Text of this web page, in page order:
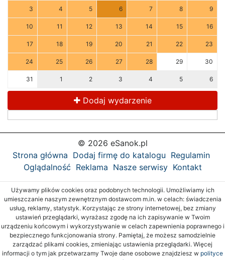
3 4 5 6 7 8 9
10 11 12 13 14 15 16
17 18 19 20 21 22 23
24 25 26 27 28 29 30
31 1 2 3 4 5 6
Dodaj wydarzenie
© 2026 eSanok.pl
Strona główna Dodaj firmę do katalogu Regulamin
Oglądalność Reklama Nasze serwisy Kontakt
Używamy plików cookies oraz podobnych technologii. Umożliwiamy ich
umieszczanie naszym zewnętrznym dostawcom m.in. w celach: świadczenia
usług, reklamy, statystyk. Korzystając ze strony internetowej, bez zmiany
ustawień przeglądarki, wyrażasz zgodę na ich zapisywanie w Twoim
urządzeniu końcowym i wykorzystywanie w celach zapewnienia poprawnego i
bezpiecznego funkcjonowania strony. Pamiętaj, że możesz samodzielnie
zarządzać plikami cookies, zmieniając ustawienia przeglądarki. Więcej
informacji o tym jak przetwarzamy Twoje dane osobowe znajdziesz w polityce